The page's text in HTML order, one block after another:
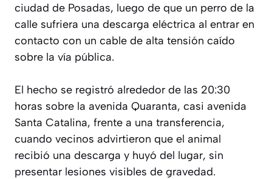
ciudad de Posadas, luego de que un perro de la
calle sufriera una descarga eléctrica al entrar en
contacto con un cable de alta tensión caído
sobre la vía pública.
El hecho se registró alrededor de las 20:30
horas sobre la avenida Quaranta, casi avenida
Santa Catalina, frente a una transferencia,
cuando vecinos advirtieron que el animal
recibió una descarga y huyó del lugar, sin
presentar lesiones visibles de gravedad.